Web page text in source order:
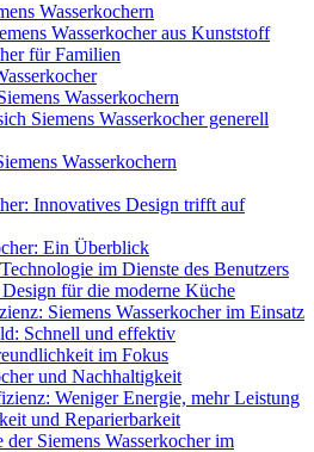
Wasserkochern
Wasserkocher aus Kunststoff
für Familien
Wasserkochern
Siemens Wasserkocher generell
Wasserkochern
Innovatives Design trifft auf
Ein Überblick
im Dienste des Benutzers
für die moderne Küche
Siemens Wasserkocher im Einsatz
Schnell und effektiv
im Fokus
und Nachhaltigkeit
Weniger Energie, mehr Leistung
und Reparierbarkeit
Siemens Wasserkocher im